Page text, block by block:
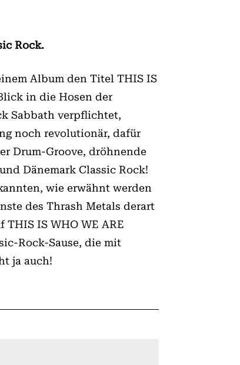
Rock.
Album den Titel THIS IS
in die Hosen der
Sabbath verpflichtet,
noch revolutionär, dafür
Drum-Groove, dröhnende
Dänemark Classic Rock!
wie erwähnt werden
des Thrash Metals derart
IS WHO WE ARE
Rock-Sause, die mit
ja auch!